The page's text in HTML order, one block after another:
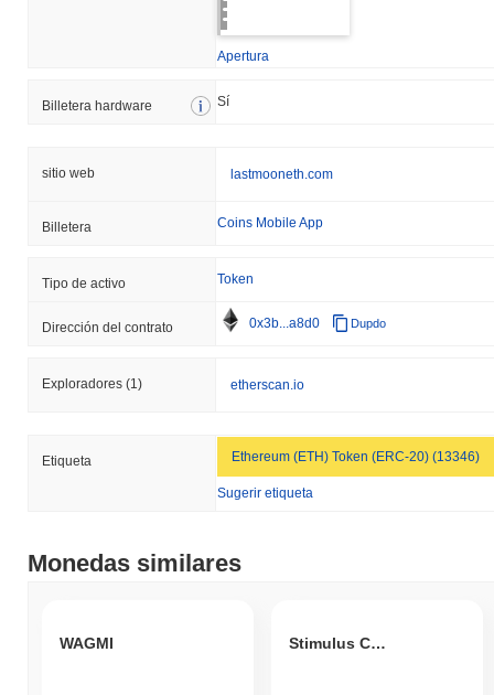
Apertura
Billetera hardware Sí
sitio web lastmooneth.com
Billetera Coins Mobile App
Tipo de activo Token
Dirección del contrato 0x3b...a8d0 Dupdo
Exploradores (1) etherscan.io
Etiqueta Ethereum (ETH) Token (ERC-20) (13346)
Sugerir etiqueta
Monedas similares
WAGMI Stimulus Coin